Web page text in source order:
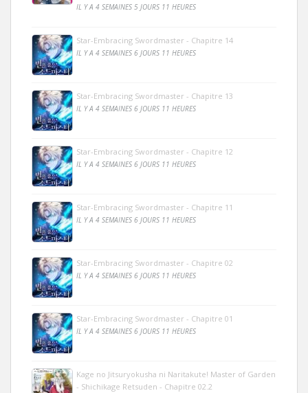
IL Y A 4 SEMAINES 5 JOURS 11 HEURES
Star-Embracing Swordmaster - Chapitre 14
IL Y A 4 SEMAINES 6 JOURS 11 HEURES
Star-Embracing Swordmaster - Chapitre 13
IL Y A 4 SEMAINES 6 JOURS 11 HEURES
Star-Embracing Swordmaster - Chapitre 12
IL Y A 4 SEMAINES 6 JOURS 11 HEURES
Star-Embracing Swordmaster - Chapitre 11
IL Y A 4 SEMAINES 6 JOURS 11 HEURES
Star-Embracing Swordmaster - Chapitre 02
IL Y A 4 SEMAINES 6 JOURS 11 HEURES
Star-Embracing Swordmaster - Chapitre 01
IL Y A 4 SEMAINES 6 JOURS 11 HEURES
Kage no Jitsuryokusha ni Naritakute! Master of Garden
- Shichikage Retsuden - Chapitre 02.2